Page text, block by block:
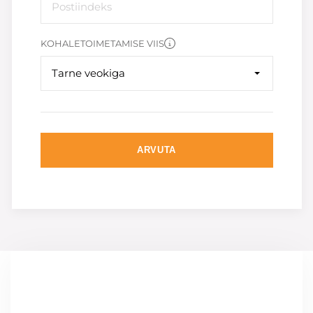
KOHALETOIMETAMISE VIIS
Tarne veokiga
ARVUTA